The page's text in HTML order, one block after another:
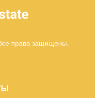
права защищены.